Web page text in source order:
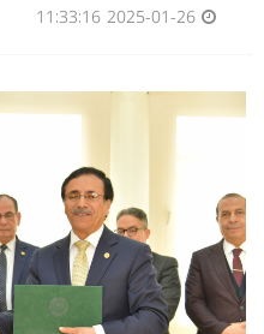
2025-01-26 11:33:16